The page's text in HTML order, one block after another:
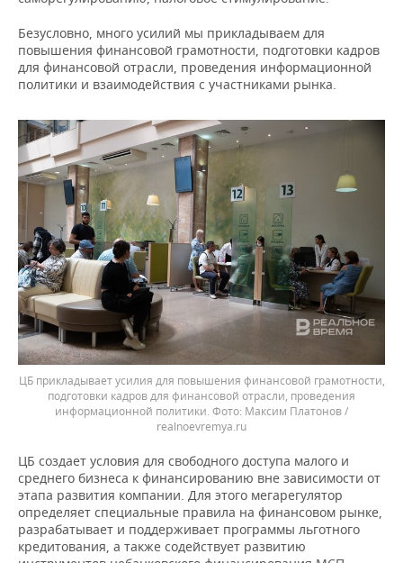
Безусловно, много усилий мы прикладываем для
повышения финансовой грамотности, подготовки кадров
для финансовой отрасли, проведения информационной
политики и взаимодействия с участниками рынка.
ЦБ прикладывает усилия для повышения финансовой грамотности,
подготовки кадров для финансовой отрасли, проведения
информационной политики.
Максим Платонов /
realnoevremya.ru
ЦБ создает условия для свободного доступа малого и
среднего бизнеса к финансированию вне зависимости от
этапа развития компании. Для этого мегарегулятор
определяет специальные правила на финансовом рынке,
разрабатывает и поддерживает программы льготного
кредитования, а также содействует развитию